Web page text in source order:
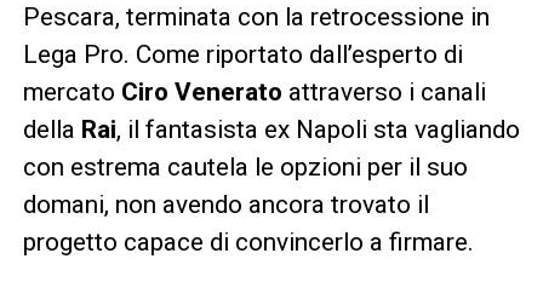
Pescara, terminata con la retrocessione in
Lega Pro. Come riportato dall’esperto di
mercato Ciro Venerato attraverso i canali
della Rai, il fantasista ex Napoli sta vagliando
con estrema cautela le opzioni per il suo
domani, non avendo ancora trovato il
progetto capace di convincerlo a firmare.